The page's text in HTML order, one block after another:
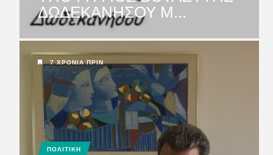
ΜΕΛΕΤΗ ΛΙΜΑΝΙΟΥ
ΚΑΡΠΑΘΟΥ: Να μη χαθεί
άσκοπα και ά...
ΔΩΔΕΚΑΝΗΣΟΥ Μ...
7 ΧΡΌΝΙΑ ΠΡΙΝ
ΠΟΛΙΤΙΚΗ